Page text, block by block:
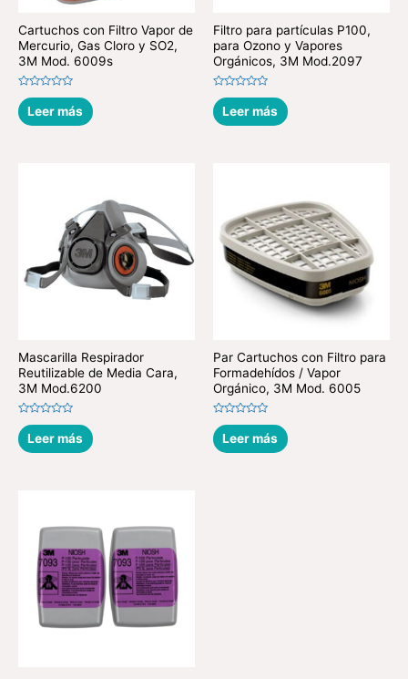
Cartuchos con Filtro Vapor de
Mercurio, Gas Cloro y SO2,
3M Mod. 6009s
Valorado
en
0
de
Leer más
Filtro para partículas P100,
para Ozono y Vapores
Orgánicos, 3M Mod.2097
Valorado
en
0
de
Leer más
Mascarilla Respirador
Reutilizable de Media Cara,
3M Mod.6200
Valorado
en
0
de
Leer más
Par Cartuchos con Filtro para
Formadehídos / Vapor
Orgánico, 3M Mod. 6005
Valorado
en
0
de
Leer más